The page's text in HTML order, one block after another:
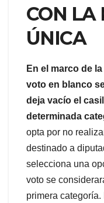
CON LA
ÚNICA
En el marco de
voto en blanco
deja vacío el
determinada
opta por no
destinado a
selecciona una
voto se
primera